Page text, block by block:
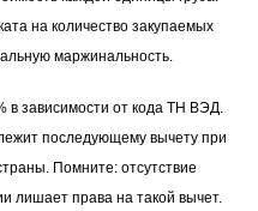
на количество закупаемых
маржинальность.
в зависимости от кода ТН ВЭД.
последующему вычету при
Помните: отсутствие
лишает права на такой вычет.